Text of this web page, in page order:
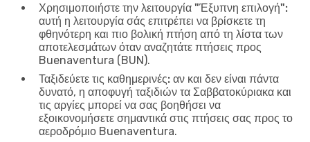
Χρησιμοποιήστε την λειτουργία "Έξυπνη επιλογή":
αυτή η λειτουργία σάς επιτρέπει να βρίσκετε τη
φθηνότερη και πιο βολική πτήση από τη λίστα των
αποτελεσμάτων όταν αναζητάτε πτήσεις προς
Buenaventura (BUN).
Ταξιδεύετε τις καθημερινές: αν και δεν είναι πάντα
δυνατό, η αποφυγή ταξιδιών τα Σαββατοκύριακα και
τις αργίες μπορεί να σας βοηθήσει να
εξοικονομήσετε σημαντικά στις πτήσεις σας προς το
αεροδρόμιο Buenaventura.